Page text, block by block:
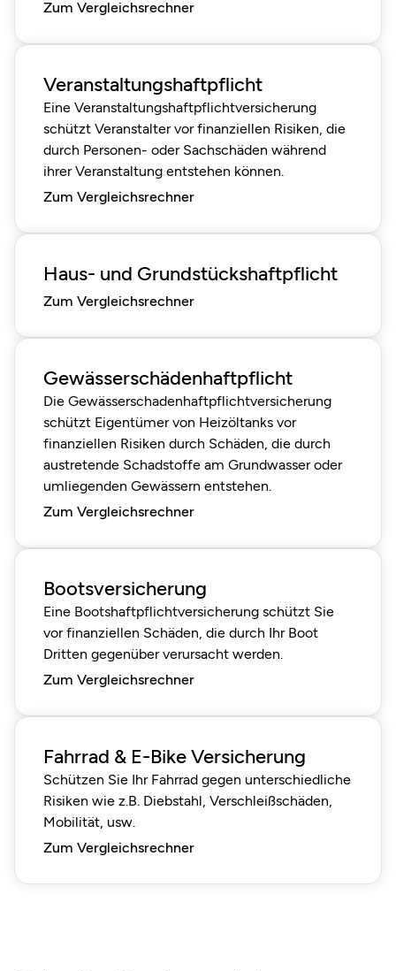
Zum Vergleichsrechner
Veranstaltungshaftpflicht
Eine Veranstaltungshaftpflichtversicherung
schützt Veranstalter vor finanziellen Risiken, die
durch Personen- oder Sachschäden während
ihrer Veranstaltung entstehen können.
Zum Vergleichsrechner
Haus- und Grundstückshaftpflicht
Zum Vergleichsrechner
Gewässerschädenhaftpflicht
Die Gewässerschadenhaftpflichtversicherung
schützt Eigentümer von Heizöltanks vor
finanziellen Risiken durch Schäden, die durch
austretende Schadstoffe am Grundwasser oder
umliegenden Gewässern entstehen.
Zum Vergleichsrechner
Bootsversicherung
Eine Bootshaftpflichtversicherung schützt Sie
vor finanziellen Schäden, die durch Ihr Boot
Dritten gegenüber verursacht werden.
Zum Vergleichsrechner
Fahrrad & E-Bike Versicherung
Schützen Sie Ihr Fahrrad gegen unterschiedliche
Risiken wie z.B. Diebstahl, Verschleißschäden,
Mobilität, usw.
Zum Vergleichsrechner